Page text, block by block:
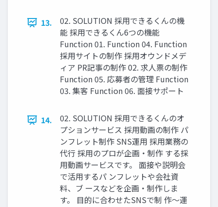
13.
02. SOLUTION 採⽤できるくんの機
能 採⽤できるくん6つの機能
Function 01. Function 04. Function
採⽤サイトの制作 採⽤オウンドメデ
ィア PR記事の制作 02. 求⼈票の制作
Function 05. 応募者の管理 Function
03. 集客 Function 06. ⾯接サポート
14.
02. SOLUTION 採⽤できるくんのオ
プションサービス 採⽤動画の制作 パ
ンフレット制作 SNS運⽤ 採⽤業務の
代⾏ 採⽤のプロが企画‧制作 する採
⽤動画サービスです。 ⾯接や説明会
で活⽤するパ ンフレットや会社資
料、ブ ースなどを企画‧制作しま
す。 ⽬的に合わせたSNSで制 作〜運